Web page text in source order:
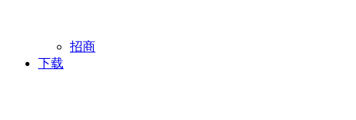
招商
下载